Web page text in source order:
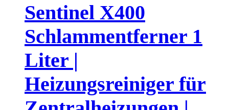
Sentinel X400
Schlammentferner 1
Liter |
Heizungsreiniger für